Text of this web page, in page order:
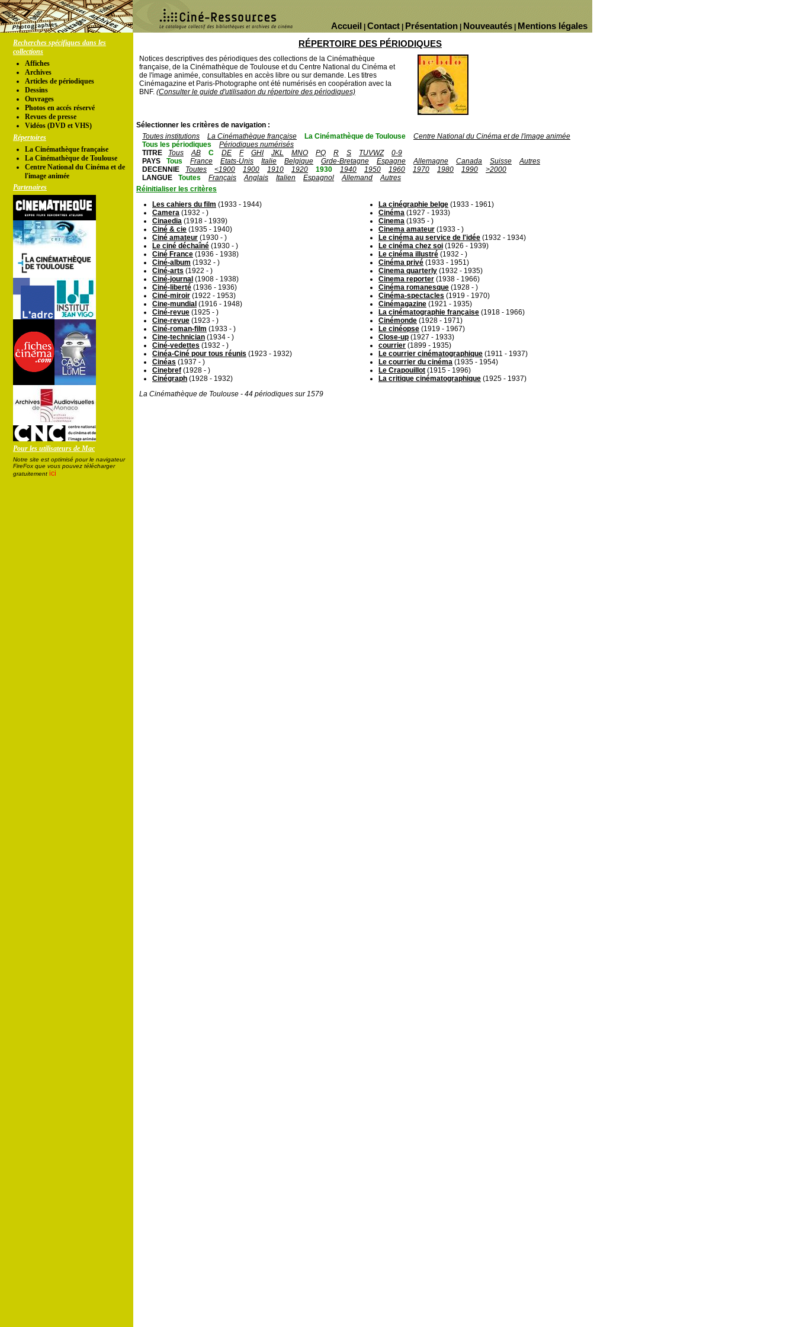
Mentions légales
Nouveautés
Présentation
Contact
Accueil
Recherches spécifiques dans les
collections
Affiches
Archives
Articles de périodiques
Dessins
Ouvrages
Photos en accés réservé
Revues de presse
Vidéos (DVD et VHS)
Répertoires
La Cinémathèque française
La Cinémathèque de Toulouse
Centre National du Cinéma et de
l'image animée
Partenaires
Pour les utilisateurs de Mac
Notre site est optimisé pour le navigateur
FireFox que vous pouvez télécharger
gratuitement ici
RÉPERTOIRE DES PÉRIODIQUES
Notices descriptives des périodiques des collections de la Cinémathèque
française, de la Cinémathèque de Toulouse et du Centre National du Cinéma et
de l'image animée, consultables en accès libre ou sur demande. Les titres
Cinémagazine et Paris-Photographe ont été numérisés en coopération avec la
BNF. (Consulter le guide d'utilisation du répertoire des périodiques)
Sélectionner les critères de navigation :
Toutes institutions
La Cinémathèque française La Cinémathèque de Toulouse
Centre National du Cinéma et de l'image animée
Tous les périodiques
Périodiques numérisés
TITRE
Tous AB C DE F GHI JKL MNO PQ R S TUVWZ
0-9
PAYS
Tous France Etats-Unis Italie Belgique Grde-Bretagne Espagne Allemagne Canada Suisse
Autres
DECENNIE
Toutes <1900 1900 1910 1920 1930 1940 1950 1960 1970 1980 1990
>2000
LANGUE
Toutes Français Anglais Italien Espagnol Allemand
Autres
Réinitialiser les critères
Les cahiers du film (1933 - 1944)
Camera (1932 - )
Cinaedia (1918 - 1939)
Ciné & cie (1935 - 1940)
Ciné amateur (1930 - )
Le ciné déchaîné (1930 - )
Ciné France (1936 - 1938)
Ciné-album (1932 - )
Ciné-arts (1922 - )
Ciné-journal (1908 - 1938)
Ciné-liberté (1936 - 1936)
Ciné-miroir (1922 - 1953)
Cine-mundial (1916 - 1948)
Ciné-revue (1925 - )
Cine-revue (1923 - )
Ciné-roman-film (1933 - )
Cine-technician (1934 - )
Ciné-vedettes (1932 - )
Cinéa-Ciné pour tous réunis (1923 - 1932)
Cinéas (1937 - )
Cinebref (1928 - )
Cinégraph (1928 - 1932)
La cinégraphie belge (1933 - 1961)
Cinéma (1927 - 1933)
Cinema (1935 - )
Cinema amateur (1933 - )
Le cinéma au service de l'idée (1932 - 1934)
Le cinéma chez soi (1926 - 1939)
Le cinéma illustré (1932 - )
Cinéma privé (1933 - 1951)
Cinema quarterly (1932 - 1935)
Cinema reporter (1938 - 1966)
Cinéma romanesque (1928 - )
Cinéma-spectacles (1919 - 1970)
Cinémagazine (1921 - 1935)
La cinématographie française (1918 - 1966)
Cinémonde (1928 - 1971)
Le cinéopse (1919 - 1967)
Close-up (1927 - 1933)
courrier (1899 - 1935)
Le courrier cinématographique (1911 - 1937)
Le courrier du cinéma (1935 - 1954)
Le Crapouillot (1915 - 1996)
La critique cinématographique (1925 - 1937)
La Cinémathèque de Toulouse - 44 périodiques sur 1579